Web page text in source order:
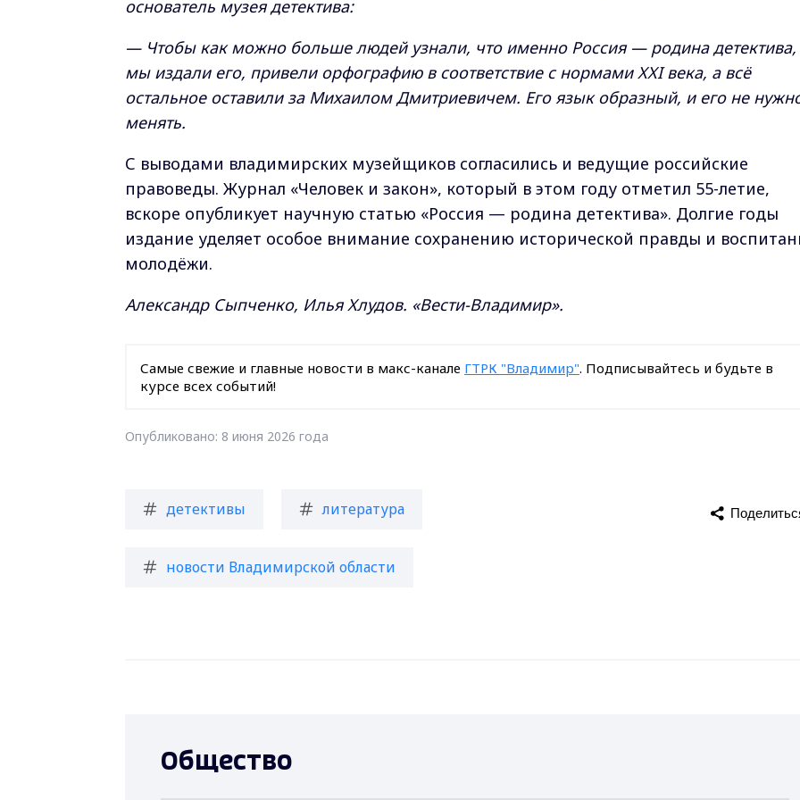
основатель музея детектива:
— Чтобы как можно больше людей узнали, что именно Россия — родина детектива,
мы издали его, привели орфографию в соответствие с нормами XXI века, а всё
остальное оставили за Михаилом Дмитриевичем. Его язык образный, и его не
менять.
С выводами владимирских музейщиков согласились и ведущие российские
правоведы. Журнал «Человек и закон», который в этом году отметил 55-летие,
вскоре опубликует научную статью «Россия — родина детектива». Долгие годы
издание уделяет особое внимание сохранению исторической правды и
молодёжи.
Александр Сыпченко, Илья Хлудов. «Вести-Владимир».
Самые свежие и главные новости в макс-канале ГТРК "Владимир". Подписывайтесь и будьте в
курсе всех событий!
Опубликовано: 8 июня 2026 года
детективы литература
новости Владимирской области
Общество